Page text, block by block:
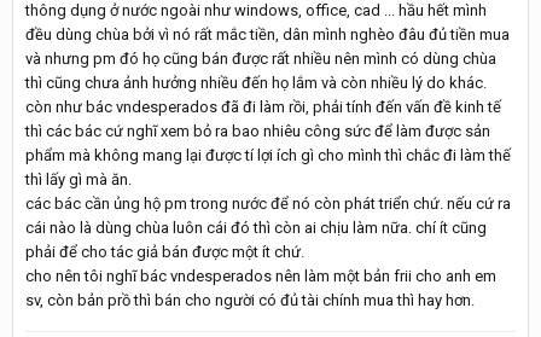
thông dụng ở nước ngoài như windows, office, cad ... hầu hết mình
đều dùng chùa bởi vì nó rất mắc tiền, dân mình nghèo đâu đủ tiền mua
và nhưng pm đó họ cũng bán được rất nhiều nên mình có dùng chùa
thì cũng chưa ảnh hưởng nhiều đến họ lắm và còn nhiều lý do khác.
còn như bác vndesperados đã đi làm rồi, phải tính đến vấn đề kinh tế
thì các bác cứ nghĩ xem bỏ ra bao nhiêu công sức để làm được sản
phẩm mà không mang lại được tí lợi ích gì cho mình thì chắc đi làm thế
thì lấy gì mà ăn.
các bác cần ủng hộ pm trong nước để nó còn phát triển chứ. nếu cứ ra
cái nào là dùng chùa luôn cái đó thì còn ai chịu làm nữa. chí ít cũng
phải để cho tác giả bán được một ít chứ.
cho nên tôi nghĩ bác vndesperados nên làm một bản frii cho anh em
sv, còn bản prồ thì bán cho người có đủ tài chính mua thì hay hơn.